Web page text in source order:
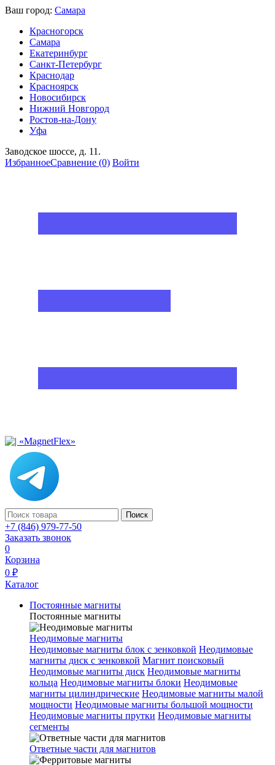
Ваш город: Самара
Красногорск
Самара
Екатеринбург
Санкт-Петербург
Краснодар
Красноярск
Новосибирск
Нижний Новгород
Ростов-на-Дону
Уфа
Заводское шоссе, д. 11.
ИзбранноеСравнение (0) Войти
Поиск
+7 (846) 979-77-50
Заказать звонок
0
Корзина
0 ₽
Каталог
Постоянные магниты
Постоянные магниты
Неодимовые магниты
Неодимовые магниты блок с зенковкой Неодимовые
магниты диск с зенковкой Магнит поисковый
Неодимовые магниты диск Неодимовые магниты
кольца Неодимовые магниты блоки Неодимовые
магниты цилиндрические Неодимовые магниты малой
мощности Неодимовые магниты большой мощности
Неодимовые магниты прутки Неодимовые магниты
сегменты
Ответные части для магнитов